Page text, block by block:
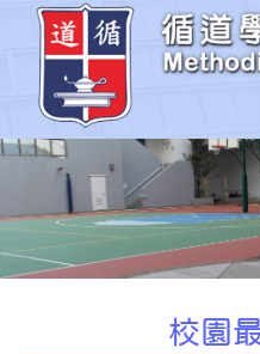
校園